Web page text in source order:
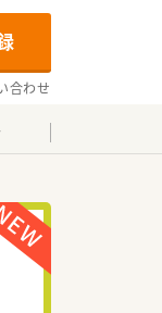
合わせ